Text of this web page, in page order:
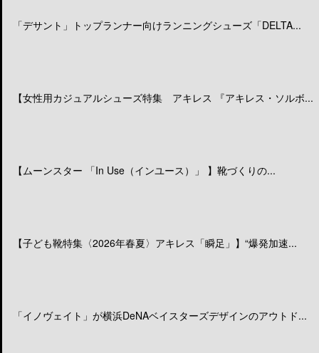
「デサント」トップランナー向けランニングシューズ「DELTA...
【女性用カジュアルシューズ特集 アキレス 『アキレス・ソルボ...
【ムーンスター 「In Use（インユース）」 】靴づくりの...
【子ども靴特集〈2026年春夏〉アキレス「瞬足」】“爆発加速...
「イノヴェイト」が横浜DeNAベイスターズデザインのアウトド...